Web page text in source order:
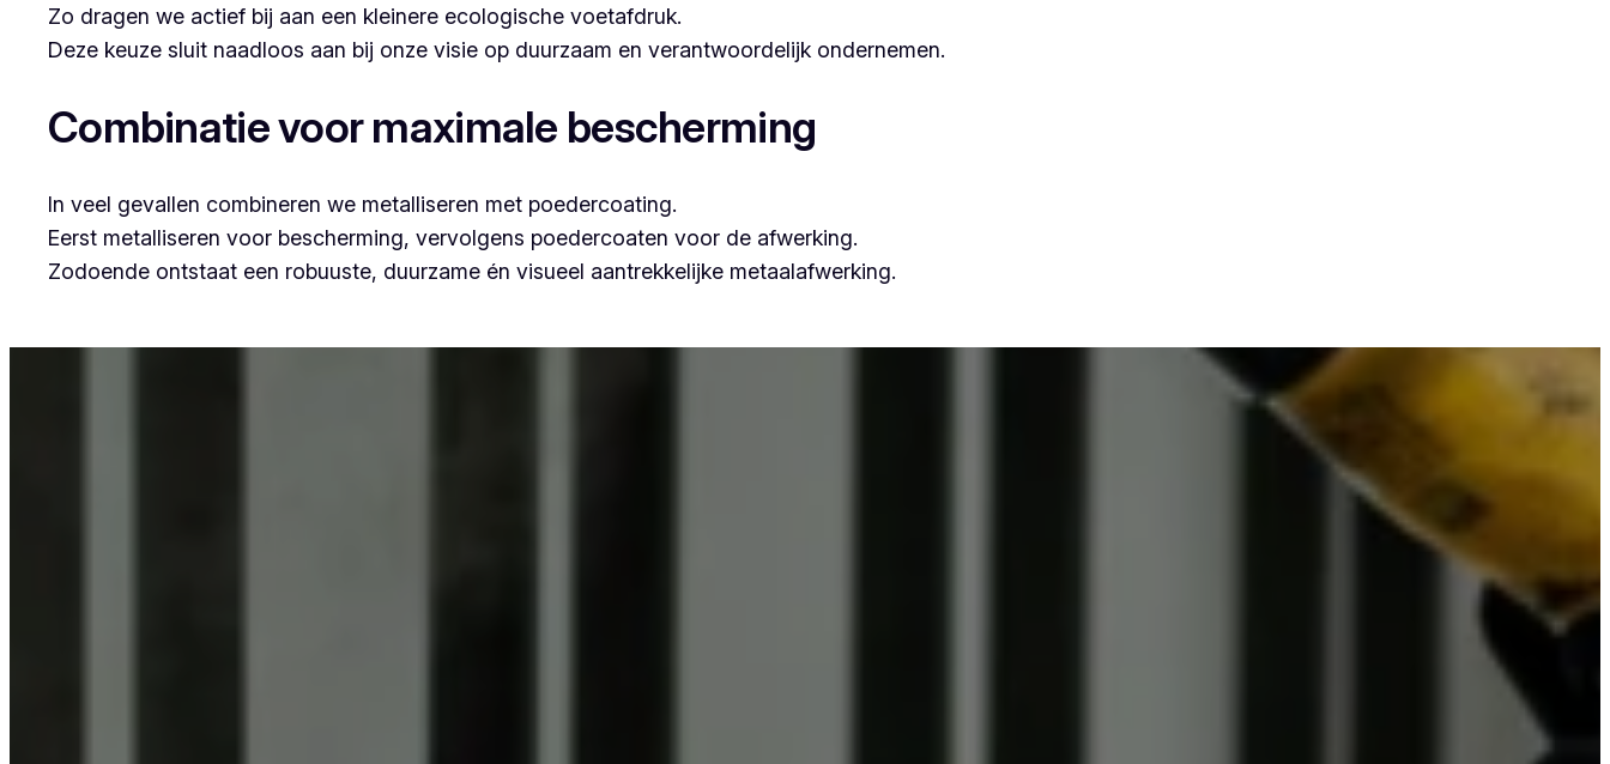
Zo dragen we actief bij aan een kleinere ecologische voetafdruk.
Deze keuze sluit naadloos aan bij onze visie op duurzaam en verantwoordelijk ondernemen.
Combinatie voor maximale bescherming
In veel gevallen combineren we metalliseren met poedercoating.
Eerst metalliseren voor bescherming, vervolgens poedercoaten voor de afwerking.
Zodoende ontstaat een robuuste, duurzame én visueel aantrekkelijke metaalafwerking.